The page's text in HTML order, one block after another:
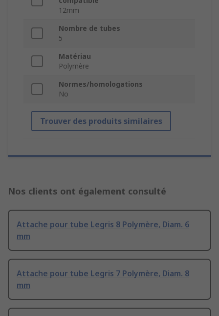
12mm
Nombre de tubes
5
Matériau
Polymère
Normes/homologations
No
Trouver des produits similaires
Nos clients ont également consulté
Attache pour tube Legris 8 Polymère, Diam. 6
mm
Attache pour tube Legris 7 Polymère, Diam. 8
mm